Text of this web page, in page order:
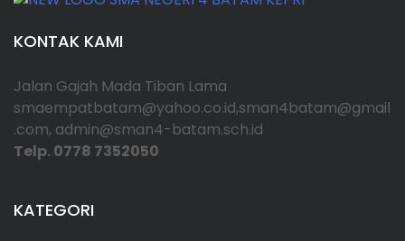
o
s
KONTAK KAMI
Jalan Gajah Mada Tiban Lama
smaempatbatam@yahoo.co.id,sman4batam@gmail
.com, admin@sman4-batam.sch.id
Telp. 0778 7352050
KATEGORI